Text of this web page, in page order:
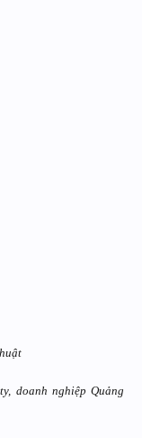
doanh nghiệp Quảng